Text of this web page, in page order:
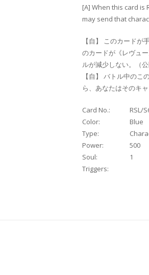
[A] When this card
may send that
【自】 このカード
のカードが《レヴュ
ルが減少しない。（
【自】 バトル中の
ら、あなたはそのキ
Card No.: RSL/
Color:
Blue
Type:
Power:
500
Soul:
1
Triggers: